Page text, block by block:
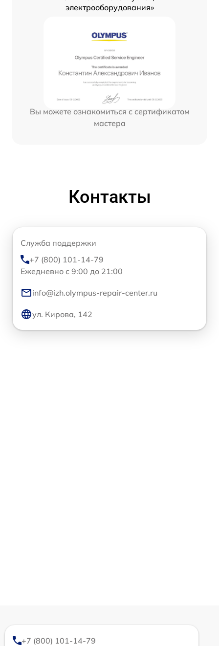
электрооборудования»
Вы можете ознакомиться с сертификатом
мастера
Контакты
Служба поддержки
+7 (800) 101-14-79
Ежедневно с 9:00 до 21:00
info@izh.olympus-repair-center.ru
ул. Кирова, 142
+7 (800) 101-14-79